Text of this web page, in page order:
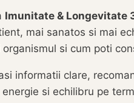
Imunitate & Longevitate
mai sanatos si mai
si cum poti
informatii clare,
si echilibru pe